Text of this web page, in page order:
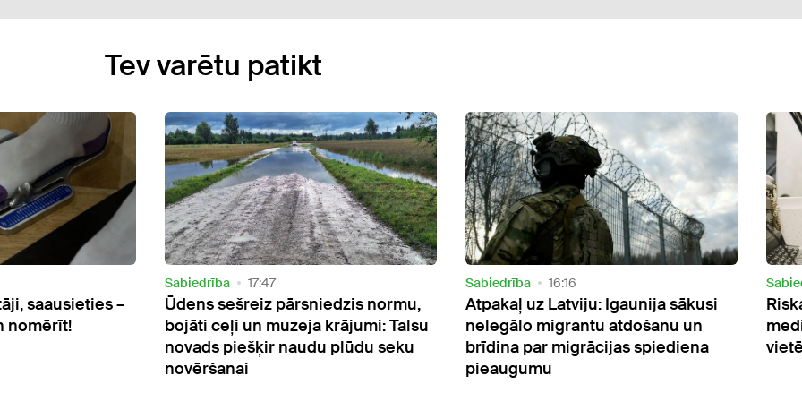
Tev varētu patikt
normu,
krājumi: Talsu
Sabiedrība 16:16
Atpakaļ uz Latviju: Igaunija sākusi
nelegālo migrantu atdošanu un
brīdina par migrācijas spiediena
pieaugumu
Sabiedrība 15:28
Riska zona 12 miljonu tirgum: EHR
mediju grupa pret obligātajām
vietējās mūzikas kvotām radio ēterā